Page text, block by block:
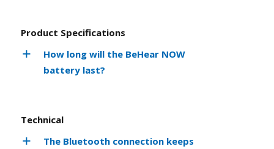
Product Specifications
How long will the BeHear NOW
battery last?
Technical
The Bluetooth connection keeps